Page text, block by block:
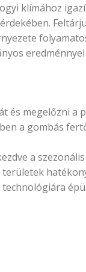
klímához
és megelőzni a
a gombás
a